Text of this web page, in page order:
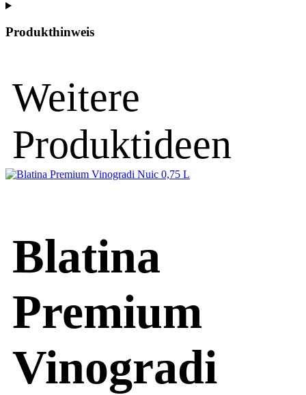
Produkthinweis
Weitere
Produktideen
Blatina
Premium
Vinogradi